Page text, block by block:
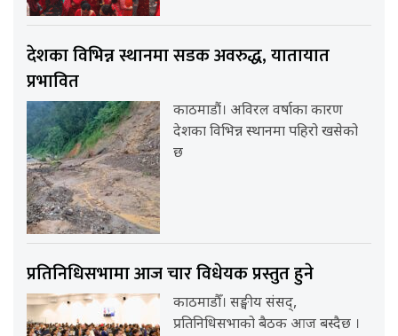
देशका विभिन्न स्थानमा सडक अवरुद्ध, यातायात
प्रभावित
काठमाडौं। अविरल वर्षाका कारण
देशका विभिन्न स्थानमा पहिरो खसेको
छ
प्रतिनिधिसभामा आज चार विधेयक प्रस्तुत हुने
काठमाडौँ। सङ्घीय संसद्,
प्रतिनिधिसभाको बैठक आज बस्दैछ ।